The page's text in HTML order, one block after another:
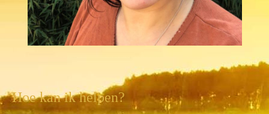
Hoe kan ik helpen?